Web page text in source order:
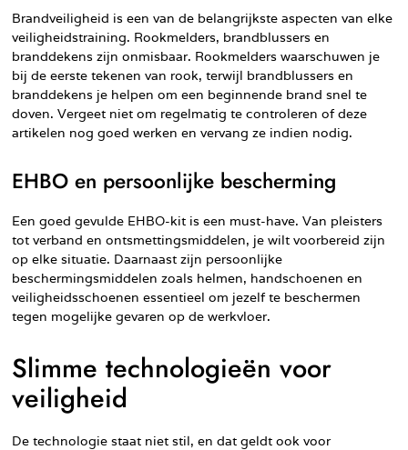
Brandveiligheid is een van de belangrijkste aspecten van elke
veiligheidstraining. Rookmelders, brandblussers en
branddekens zijn onmisbaar. Rookmelders waarschuwen je
bij de eerste tekenen van rook, terwijl brandblussers en
branddekens je helpen om een beginnende brand snel te
doven. Vergeet niet om regelmatig te controleren of deze
artikelen nog goed werken en vervang ze indien nodig.
EHBO en persoonlijke bescherming
Een goed gevulde EHBO-kit is een must-have. Van pleisters
tot verband en ontsmettingsmiddelen, je wilt voorbereid zijn
op elke situatie. Daarnaast zijn persoonlijke
beschermingsmiddelen zoals helmen, handschoenen en
veiligheidsschoenen essentieel om jezelf te beschermen
tegen mogelijke gevaren op de werkvloer.
Slimme technologieën voor
veiligheid
De technologie staat niet stil, en dat geldt ook voor